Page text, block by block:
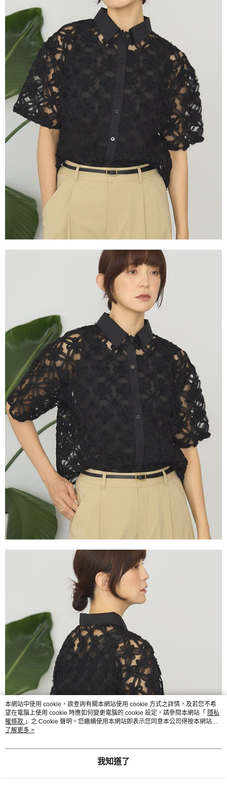
本網站中使用 cookie，欲查詢有關本網站使用 cookie 方式之詳情，及若您不希
望在電腦上使用 cookie 時應如何變更電腦的 cookie 設定，請參閱本網站「 隱私
權條款 」之 Cookie 聲明。您繼續使用本網站即表示您同意本公司得按本網站使
用條款之 Cookie 聲明使用 cookie。
了解更多 >
我知道了